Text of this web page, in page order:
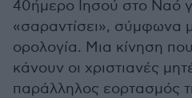
40ήμερο Ιησού στο Ναό
«σαραντίσει», σύμφωνα
ορολογία. Μια κίνηση
κάνουν οι χριστιανές
παράλληλος εορτασμός